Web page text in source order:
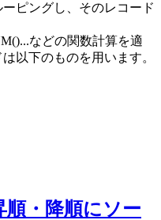
ピングし、そのレコード
などの関数計算を適
以下のものを用います。
・降順にソー